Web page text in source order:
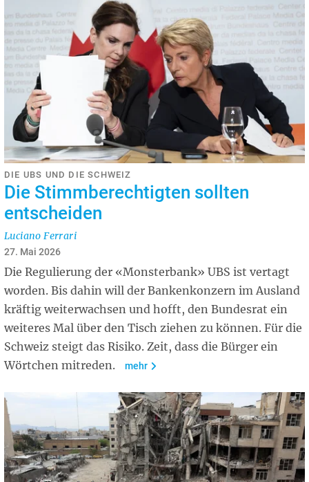
DIE UBS UND DIE SCHWEIZ
Die Stimmberechtigten sollten
entscheiden
Luciano Ferrari
27. Mai 2026
Die Regulierung der «Monsterbank» UBS ist vertagt
worden. Bis dahin will der Bankenkonzern im Ausland
kräftig weiterwachsen und hofft, den Bundesrat ein
weiteres Mal über den Tisch ziehen zu können. Für die
Schweiz steigt das Risiko. Zeit, dass die Bürger ein
Wörtchen mitreden.
mehr